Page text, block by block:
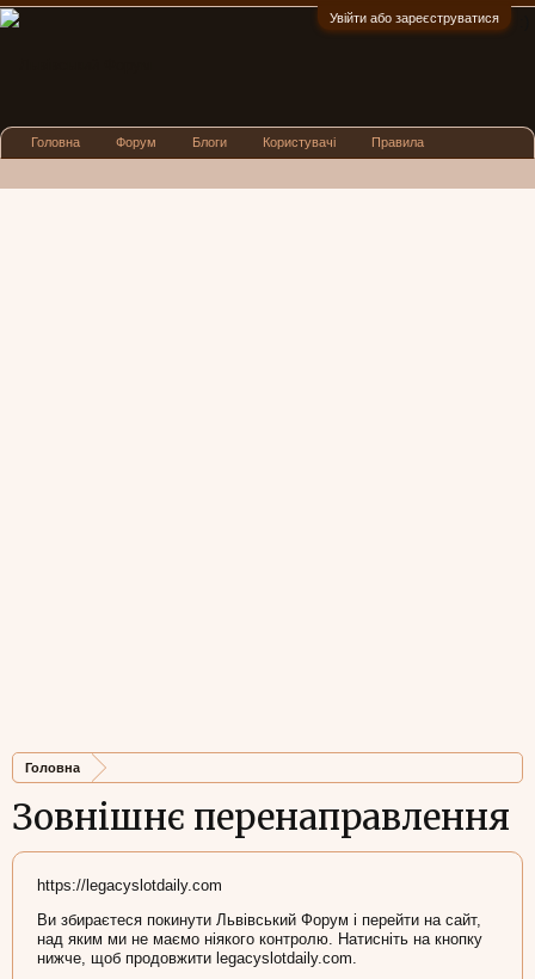
Увійти або зареєструватися
Головна
Зовнішнє перенаправлення
https://legacyslotdaily.com
Ви збираєтеся покинути Львівський Форум і перейти на сайт,
над яким ми не маємо ніякого контролю. Натисніть на кнопку
нижче, щоб продовжити legacyslotdaily.com.
Головна Форум Блоги Користувачі Правила